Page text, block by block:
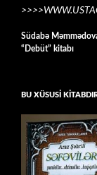
Südabə
“Debüt” kitabı
BU XÜSUSİ